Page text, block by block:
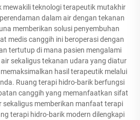
mewakili teknologi terapeutik mutakhir
dalam air dengan tekanan
memberikan solusi penyembuhan
medis canggih ini beroperasi dengan
tertutup di mana pasien mengalami
sekaligus tekanan udara yang diatur
hasil terapeutik melalui
Ruang terapi hidro-barik berfungsi
canggih yang memanfaatkan sifat
sekaligus memberikan manfaat terapi
terapi hidro-barik modern dilengkapi